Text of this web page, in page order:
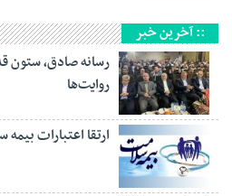
:: آخرین خبر
رسانه‌ صادق، ستون
روایت‌ها
ارتقا اعتبارات